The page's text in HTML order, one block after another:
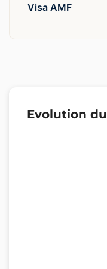
Visa AMF
Evolution